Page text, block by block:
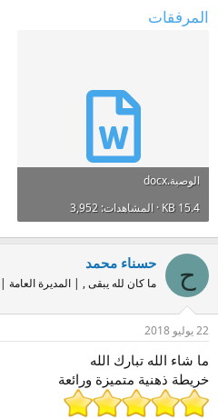
المرفقات
الوصية.docx
15.4 KB · المشاهدات: 3,952
ح حسناء محمد
ما كان لله يبقى , | المديرة العامة |
22 يوليو 2018
ما شاء الله تبارك الله
خريطة ذهنية متميزة ورائعة